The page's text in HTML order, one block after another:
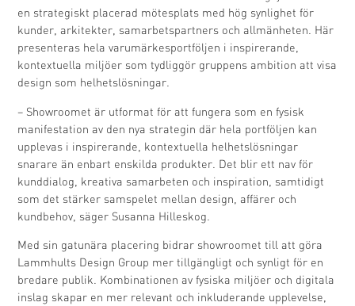
en strategiskt placerad mötesplats med hög synlighet för
kunder, arkitekter, samarbetspartners och allmänheten. Här
presenteras hela varumärkesportföljen i inspirerande,
kontextuella miljöer som tydliggör gruppens ambition att visa
design som helhetslösningar.
– Showroomet är utformat för att fungera som en fysisk
manifestation av den nya strategin där hela portföljen kan
upplevas i inspirerande, kontextuella helhetslösningar
snarare än enbart enskilda produkter. Det blir ett nav för
kunddialog, kreativa samarbeten och inspiration, samtidigt
som det stärker samspelet mellan design, affärer och
kundbehov, säger Susanna Hilleskog.
Med sin gatunära placering bidrar showroomet till att göra
Lammhults Design Group mer tillgängligt och synligt för en
bredare publik. Kombinationen av fysiska miljöer och digitala
inslag skapar en mer relevant och inkluderande upplevelse,